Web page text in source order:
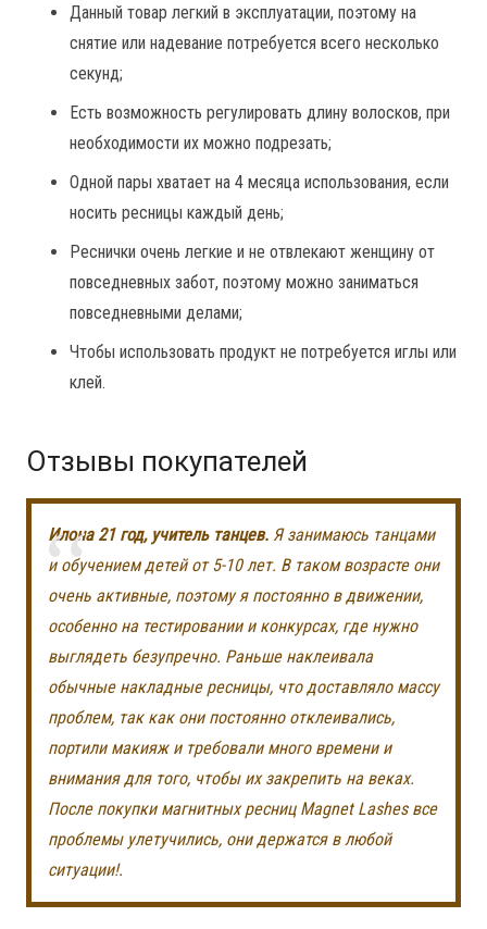
Данный товар легкий в эксплуатации, поэтому на
снятие или надевание потребуется всего несколько
секунд;
Есть возможность регулировать длину волосков, при
необходимости их можно подрезать;
Одной пары хватает на 4 месяца использования, если
носить ресницы каждый день;
Реснички очень легкие и не отвлекают женщину от
повседневных забот, поэтому можно заниматься
повседневными делами;
Чтобы использовать продукт не потребуется иглы или
клей.
Отзывы покупателей
Илона 21 год, учитель танцев. Я занимаюсь танцами
и обучением детей от 5-10 лет. В таком возрасте они
очень активные, поэтому я постоянно в движении,
особенно на тестировании и конкурсах, где нужно
выглядеть безупречно. Раньше наклеивала
обычные накладные ресницы, что доставляло массу
проблем, так как они постоянно отклеивались,
портили макияж и требовали много времени и
внимания для того, чтобы их закрепить на веках.
После покупки магнитных ресниц Magnet Lashes все
проблемы улетучились, они держатся в любой
ситуации!.